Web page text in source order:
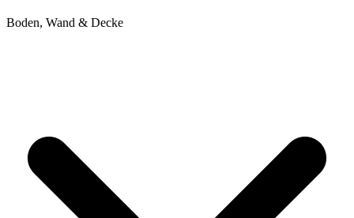
Boden, Wand & Decke